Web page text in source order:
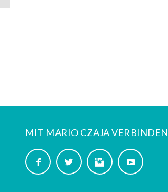
MIT MARIO CZAJA VERBINDEN